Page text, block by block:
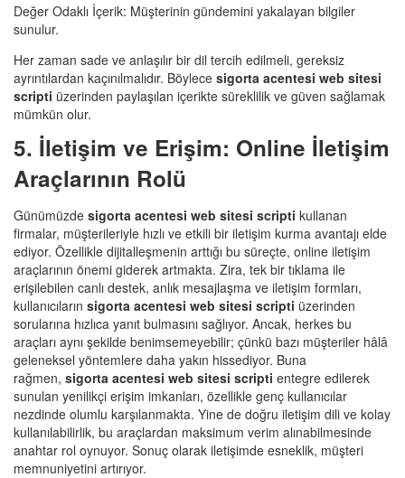
Değer Odaklı İçerik: Müşterinin gündemini yakalayan bilgiler
sunulur.
Her zaman sade ve anlaşılır bir dil tercih edilmeli, gereksiz
ayrıntılardan kaçınılmalıdır. Böylece sigorta acentesi web sitesi
scripti üzerinden paylaşılan içerikte süreklilik ve güven sağlamak
mümkün olur.
5. İletişim ve Erişim: Online İletişim
Araçlarının Rolü
Günümüzde sigorta acentesi web sitesi scripti kullanan
firmalar, müşterileriyle hızlı ve etkili bir iletişim kurma avantajı elde
ediyor. Özellikle dijitalleşmenin arttığı bu süreçte, online iletişim
araçlarının önemi giderek artmakta. Zira, tek bir tıklama ile
erişilebilen canlı destek, anlık mesajlaşma ve iletişim formları,
kullanıcıların sigorta acentesi web sitesi scripti üzerinden
sorularına hızlıca yanıt bulmasını sağlıyor. Ancak, herkes bu
araçları aynı şekilde benimsemeyebilir; çünkü bazı müşteriler hâlâ
geleneksel yöntemlere daha yakın hissediyor. Buna
rağmen, sigorta acentesi web sitesi scripti entegre edilerek
sunulan yenilikçi erişim imkanları, özellikle genç kullanıcılar
nezdinde olumlu karşılanmakta. Yine de doğru iletişim dili ve kolay
kullanılabilirlik, bu araçlardan maksimum verim alınabilmesinde
anahtar rol oynuyor. Sonuç olarak iletişimde esneklik, müşteri
memnuniyetini artırıyor.